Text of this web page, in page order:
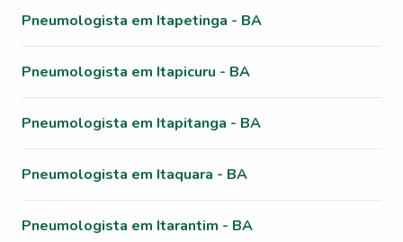
Pneumologista em Itapetinga - BA
Pneumologista em Itapicuru - BA
Pneumologista em Itapitanga - BA
Pneumologista em Itaquara - BA
Pneumologista em Itarantim - BA